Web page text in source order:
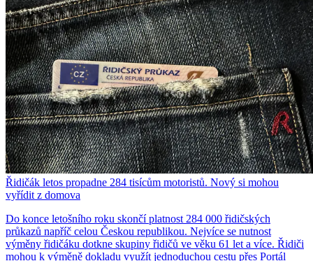
Řidičák letos propadne 284 tisícům motoristů. Nový si mohou
vyřídit z domova
Do konce letošního roku skončí platnost 284 000 řidičských
průkazů napříč celou Českou republikou. Nejvíce se nutnost
výměny řidičáku dotkne skupiny řidičů ve věku 61 let a více. Řidiči
mohou k výměně dokladu využít jednoduchou cestu přes Portál